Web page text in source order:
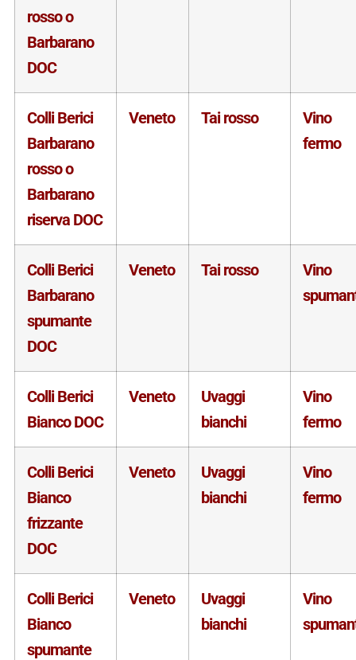
rosso o
Barbarano
DOC
Colli Berici
Barbarano
rosso o
Barbarano
riserva DOC
Veneto Tai rosso
Vino
fermo
Colli Berici
Barbarano
spumante
DOC
Veneto Tai rosso
Vino
Colli Berici
Bianco DOC
Veneto
Uvaggi
bianchi
Vino
fermo
Colli Berici
Bianco
frizzante
DOC
Veneto
Uvaggi
bianchi
Vino
fermo
Colli Berici
Bianco
spumante
Veneto
Uvaggi
bianchi
Vino